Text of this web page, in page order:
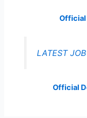
Official
LATEST JOB
Official